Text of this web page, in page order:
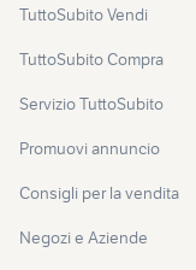
TuttoSubito Vendi
TuttoSubito Compra
Servizio TuttoSubito
Promuovi annuncio
Consigli per la vendita
Negozi e Aziende